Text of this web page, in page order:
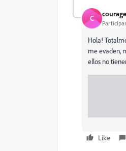
C
Hola!
me evaden,
ellos no
Like